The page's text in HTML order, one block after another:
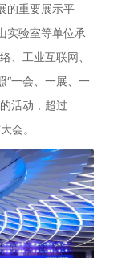
的重要展示平
实验室等单位承
、工业互联网、
“一会、一展、一
活动，超过
会。